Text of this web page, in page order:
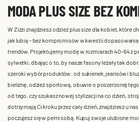
MODA PLUS SIZE BEZ
W Zizzi znajdziesz odzież plus size dla kobiet, które
jak lubią – bez kompromisów w kwestii
trendów. Projektujemy modę w rozmiarach 40-64 z
sylwetki, dbając o to, by nasze fasony leżały tak
szeroki wybór produktów: od sukienek, jeansów i
bieliznę, odzież sportową, obuwie o poszerzonej
od tego, czy szukasz nowej stylizacji na co dzień,
dotrzymają Ci kroku przez cały dzień, znajdziesz u
poczujesz się w pełni sobą. Kupuj swoje ulubione